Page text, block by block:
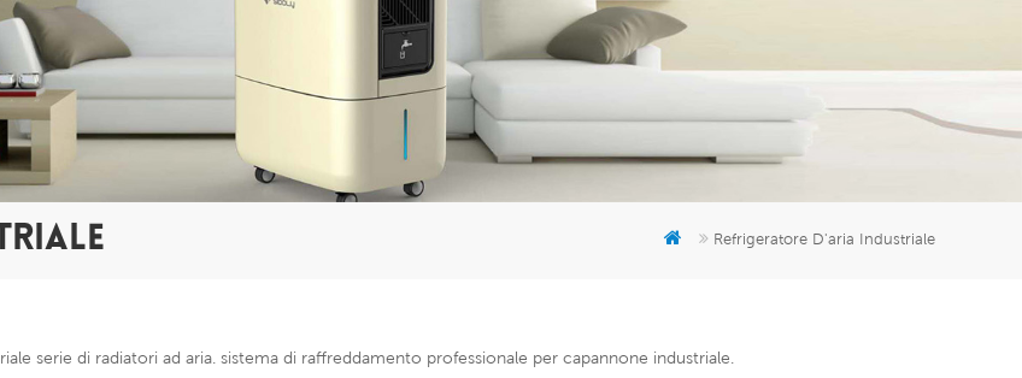
Refrigeratore D'aria Industriale
serie di radiatori ad aria. sistema di raffreddamento professionale per capannone industriale.
er
5951777